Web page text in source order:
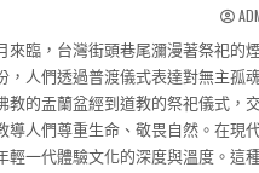
來臨，台灣街頭巷尾瀰漫著祭祀的
，人們透過普渡儀式表達對無主孤
教的盂蘭盆經到道教的祭祀儀式，
導人們尊重生命、敬畏自然。在現
輕一代體驗文化的深度與溫度。這